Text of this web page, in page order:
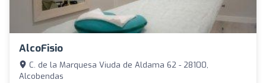
AlcoFisio
C. de la Marquesa Viuda de Aldama 62 - 28100,
Alcobendas